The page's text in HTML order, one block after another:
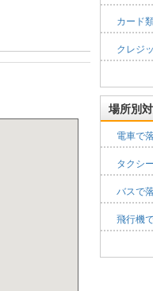
カード
クレジ
場所別
電車で
タクシ
バスで
飛行機